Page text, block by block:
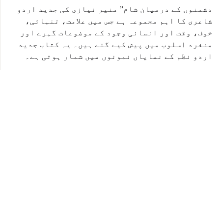
دشمنوں کے درمیان شام” منیر نیازی کی جدید اردو
شاعری کا اہم مجموعہ ہے جس میں علامت، تنہائی،
خوف، وقت اور انسانی وجود کے موضوعات گہرے اور
منفرد اسلوب میں پیش کیے گئے ہیں۔ یہ کتاب جدید
اردو نظم کے نمایاں نمونوں میں شمار ہوتی ہے۔